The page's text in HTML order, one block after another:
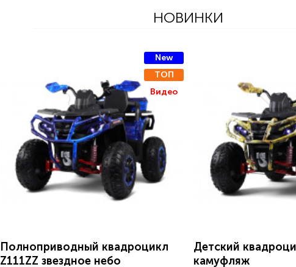
НОВИНКИ
New
ТОП
Видео
Полноприводный квадроцикл
Z111ZZ звездное небо
Детский
камуфляж